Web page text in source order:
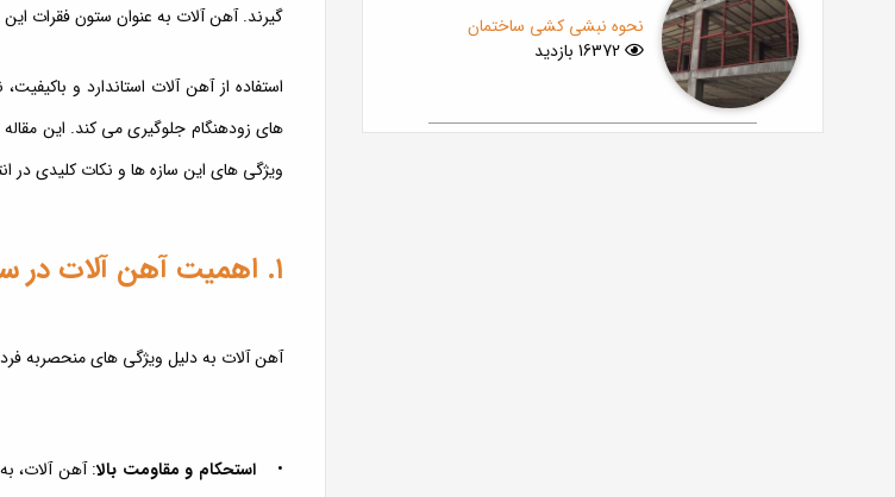
نحوه نبشی کشی ساختمان
16372 بازدید
گیرند. آهن آلات به عنوان ستون فقرات
استفاده از آهن آلات استاندارد و
های زودهنگام جلوگیری می کند. این
ویژگی های این سازه ها و نکات کلیدی در
۱. اهمیت آهن آلات در سازه های فلزی
آهن آلات به دلیل ویژگی های منحصربه
• استحکام و مقاومت بالا: آهن آلات،